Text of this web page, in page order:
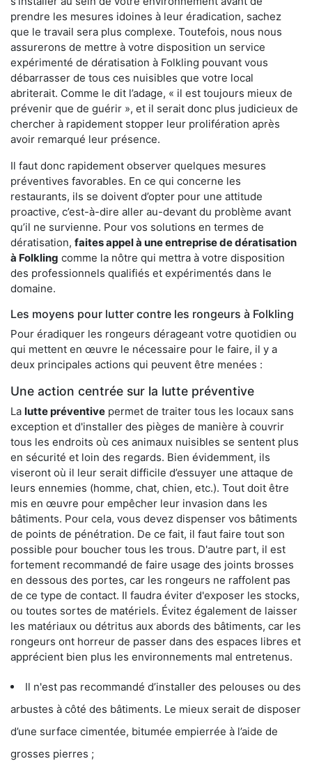
prendre les mesures idoines à leur éradication, sachez
que le travail sera plus complexe. Toutefois, nous nous
assurerons de mettre à votre disposition un service
expérimenté de dératisation à Folkling pouvant vous
débarrasser de tous ces nuisibles que votre local
abriterait. Comme le dit l’adage, « il est toujours mieux de
prévenir que de guérir », et il serait donc plus judicieux de
chercher à rapidement stopper leur prolifération après
avoir remarqué leur présence.
Il faut donc rapidement observer quelques mesures
préventives favorables. En ce qui concerne les
restaurants, ils se doivent d’opter pour une attitude
proactive, c’est-à-dire aller au-devant du problème avant
qu’il ne survienne. Pour vos solutions en termes de
dératisation, faites appel à une entreprise de dératisation
à Folkling comme la nôtre qui mettra à votre disposition
des professionnels qualifiés et expérimentés dans le
domaine.
Les moyens pour lutter contre les rongeurs à Folkling
Pour éradiquer les rongeurs dérageant votre quotidien ou
qui mettent en œuvre le nécessaire pour le faire, il y a
deux principales actions qui peuvent être menées :
Une action centrée sur la lutte préventive
La lutte préventive permet de traiter tous les locaux sans
exception et d'installer des pièges de manière à couvrir
tous les endroits où ces animaux nuisibles se sentent plus
en sécurité et loin des regards. Bien évidemment, ils
viseront où il leur serait difficile d’essuyer une attaque de
leurs ennemies (homme, chat, chien, etc.). Tout doit être
mis en œuvre pour empêcher leur invasion dans les
bâtiments. Pour cela, vous devez dispenser vos bâtiments
de points de pénétration. De ce fait, il faut faire tout son
possible pour boucher tous les trous. D'autre part, il est
fortement recommandé de faire usage des joints brosses
en dessous des portes, car les rongeurs ne raffolent pas
de ce type de contact. Il faudra éviter d'exposer les stocks,
ou toutes sortes de matériels. Évitez également de laisser
les matériaux ou détritus aux abords des bâtiments, car les
rongeurs ont horreur de passer dans des espaces libres et
apprécient bien plus les environnements mal entretenus.
Il n'est pas recommandé d’installer des pelouses ou des
arbustes à côté des bâtiments. Le mieux serait de disposer
d’une surface cimentée, bitumée empierrée à l’aide de
grosses pierres ;